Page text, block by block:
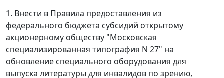
1. Внести в Правила предоставления из
федерального бюджета субсидий открытому
акционерному обществу "Московская
специализированная типография N 27" на
обновление специального оборудования для
выпуска литературы для инвалидов по зрению,